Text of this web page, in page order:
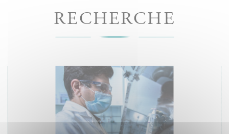
RECHERCHE